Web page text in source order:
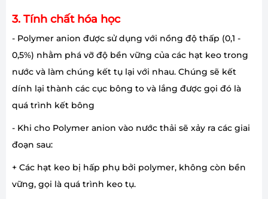
3. Tính chất hóa học
- Polymer anion được sử dụng với nồng độ thấp (0,1 -
0,5%) nhằm phá vỡ độ bền vững của các hạt keo trong
nước và làm chúng kết tụ lại với nhau. Chúng sẽ kết
dính lại thành các cục bông to và lắng được gọi đó là
quá trình kết bông
- Khi cho Polymer anion vào nước thải sẽ xảy ra các giai
đoạn sau:
+ Các hạt keo bị hấp phụ bởi polymer, không còn bền
vững, gọi là quá trình keo tụ.